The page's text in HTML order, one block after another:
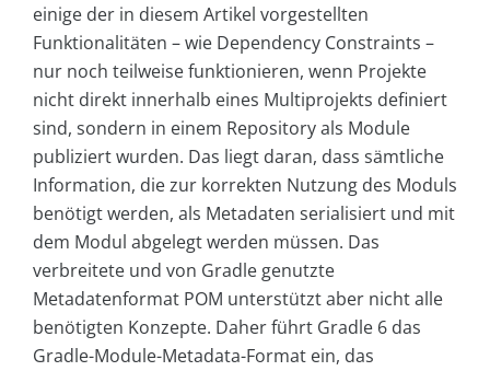
einige der in diesem Artikel vorgestellten
Funktionalitäten – wie Dependency Constraints –
nur noch teilweise funktionieren, wenn Projekte
nicht direkt innerhalb eines Multiprojekts definiert
sind, sondern in einem Repository als Module
publiziert wurden. Das liegt daran, dass sämtliche
Information, die zur korrekten Nutzung des Moduls
benötigt werden, als Metadaten serialisiert und mit
dem Modul abgelegt werden müssen. Das
verbreitete und von Gradle genutzte
Metadatenformat POM unterstützt aber nicht alle
benötigten Konzepte. Daher führt Gradle 6 das
Gradle-Module-Metadata-Format ein, das